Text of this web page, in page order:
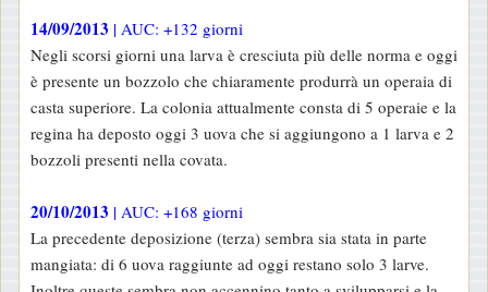
14/09/2013 | AUC: +132 giorni
Negli scorsi giorni una larva è cresciuta più delle norma e oggi
è presente un bozzolo che chiaramente produrrà un operaia di
casta superiore. La colonia attualmente consta di 5 operaie e la
regina ha deposto oggi 3 uova che si aggiungono a 1 larva e 2
bozzoli presenti nella covata.
20/10/2013 | AUC: +168 giorni
La precedente deposizione (terza) sembra sia stata in parte
mangiata: di 6 uova raggiunte ad oggi restano solo 3 larve.